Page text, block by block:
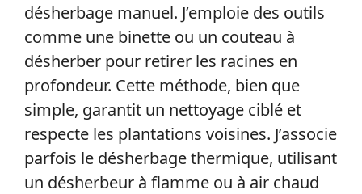
désherbage manuel. J’emploie des outils
comme une binette ou un couteau à
désherber pour retirer les racines en
profondeur. Cette méthode, bien que
simple, garantit un nettoyage ciblé et
respecte les plantations voisines. J’associe
parfois le désherbage thermique, utilisant
un désherbeur à flamme ou à air chaud